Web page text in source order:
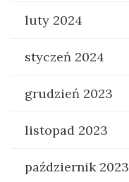
luty 2024
styczeń 2024
grudzień 2023
listopad 2023
październik 2023